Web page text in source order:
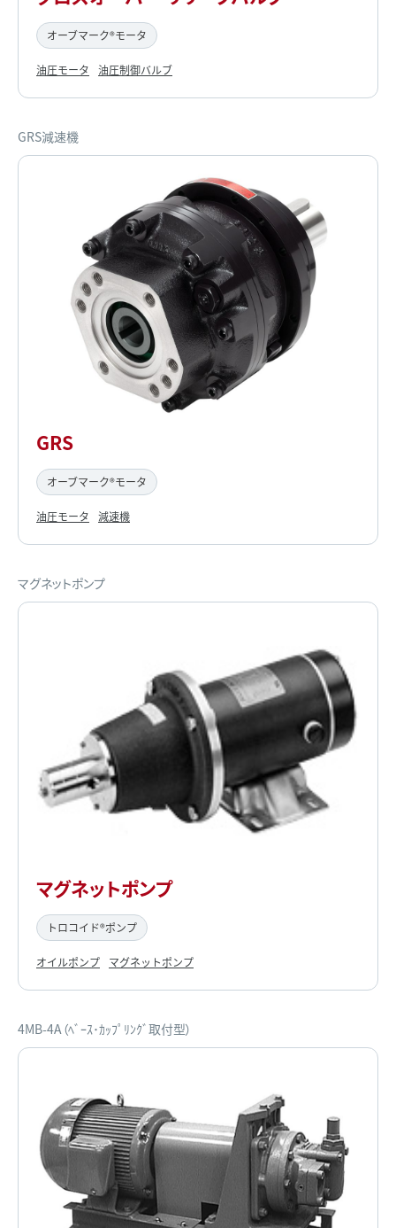
オーブマーク®モータ
油圧モータ 油圧制御バルブ
GRS減速機
GRS
オーブマーク®モータ
油圧モータ 減速機
マグネットポンプ
マグネットポンプ
トロコイド®ポンプ
オイルポンプ マグネットポンプ
4MB-4A（ﾍﾞｰｽ･ｶｯﾌﾟﾘﾝｸﾞ取付型）